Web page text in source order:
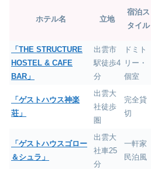
ホテル名 立地
宿泊ス
タイル
「THE STRUCTURE
HOSTEL & CAFE
BAR」
出雲市
駅徒歩4
分
ドミト
リー・
個室
「ゲストハウス神楽
荘」
出雲大
社徒歩
圏
完全貸
切
「ゲストハウスゴロー
＆シュラ」
出雲大
社車25
分
一軒家
民泊風